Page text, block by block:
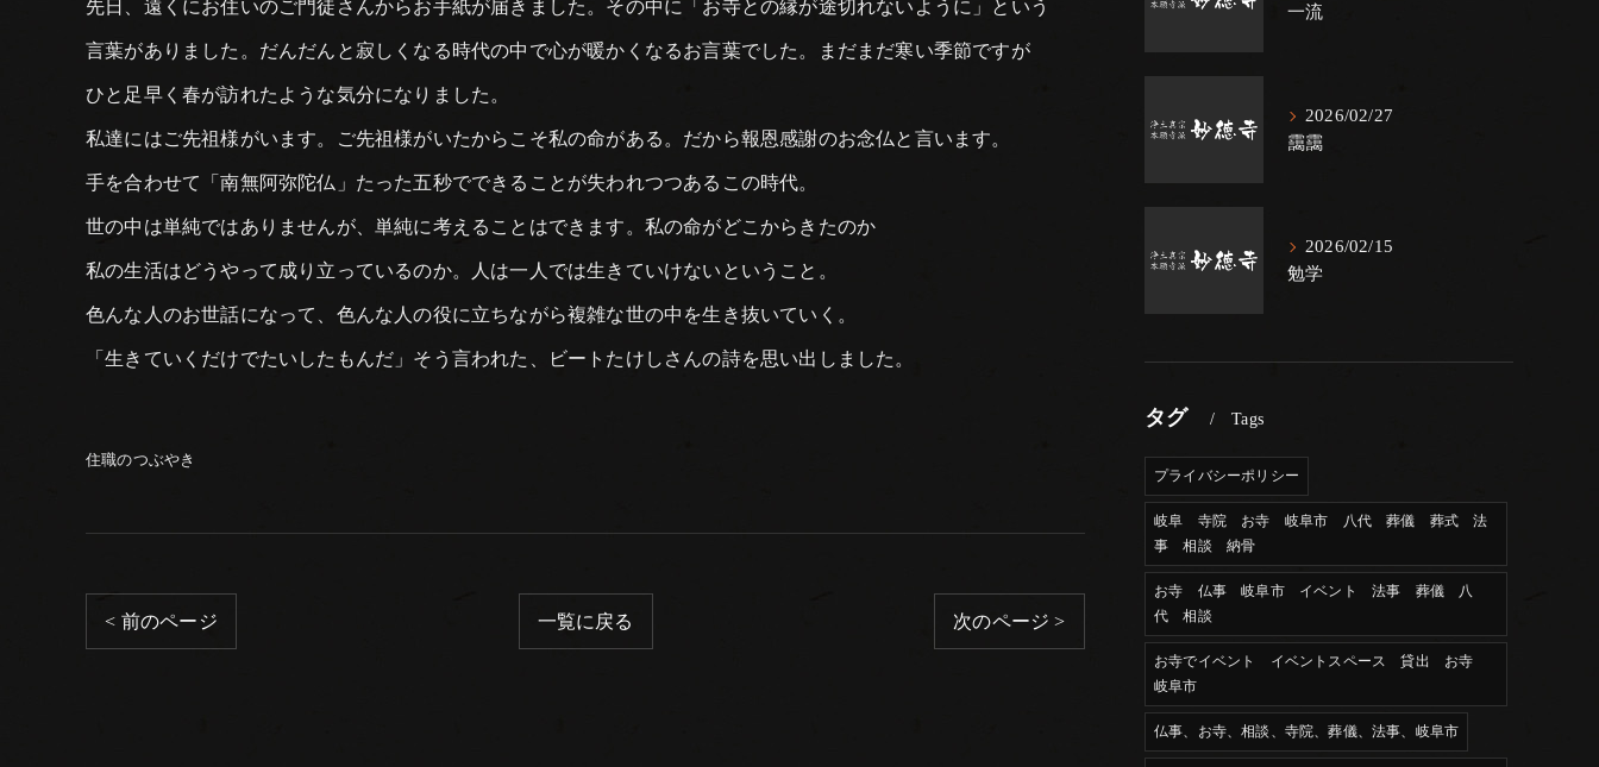
先日、遠くにお住いのご門徒さんからお手紙が届きました。その中に「お寺との縁が途切れないように」という
言葉がありました。だんだんと寂しくなる時代の中で心が暖かくなるお言葉でした。まだまだ寒い季節ですが
ひと足早く春が訪れたような気分になりました。
私達にはご先祖様がいます。ご先祖様がいたからこそ私の命がある。だから報恩感謝のお念仏と言います。
手を合わせて「南無阿弥陀仏」たった五秒でできることが失われつつあるこの時代。
世の中は単純ではありませんが、単純に考えることはできます。私の命がどこからきたのか
私の生活はどうやって成り立っているのか。人は一人では生きていけないということ。
色んな人のお世話になって、色んな人の役に立ちながら複雑な世の中を生き抜いていく。
「生きていくだけでたいしたもんだ」そう言われた、ビートたけしさんの詩を思い出しました。
住職のつぶやき
< 前のページ 一覧に戻る 次のページ >
一流
2026/02/27
靄靄
2026/02/15
勉学
タグ Tags
プライバシーポリシー
岐阜 寺院 お寺 岐阜市 八代 葬儀 葬式 法
事 相談 納骨
お寺 仏事 岐阜市 イベント 法事 葬儀 八
代 相談
お寺でイベント イベントスペース 貸出 お寺
岐阜市
仏事、お寺、相談、寺院、葬儀、法事、岐阜市